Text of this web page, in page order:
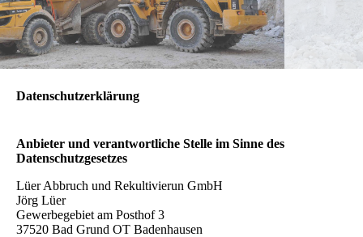
Datenschutzerklärung
Anbieter und verantwortliche Stelle im Sinne des
Datenschutzgesetzes
Lüer Abbruch und Rekultivierun GmbH
Jörg Lüer
Gewerbegebiet am Posthof 3
37520 Bad Grund OT Badenhausen